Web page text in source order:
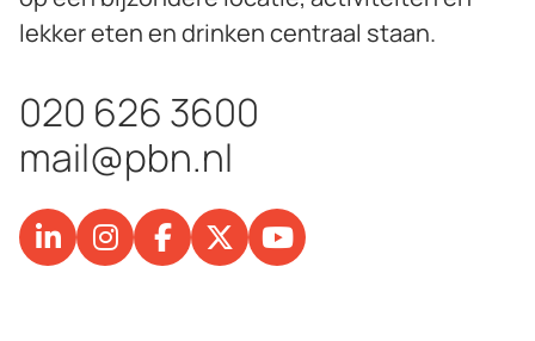
lekker eten en drinken centraal staan.
020 626 3600
mail@pbn.nl